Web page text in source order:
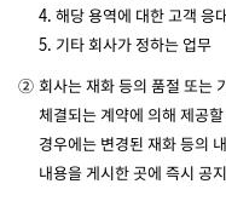
4. 해당 용역에 대한 고객 응
5. 기타 회사가 정하는 업무
② 회사는 재화 등의 품절 또는
체결되는 계약에 의해 제공
경우에는 변경된 재화 등의
내용을 게시한 곳에 즉시 공